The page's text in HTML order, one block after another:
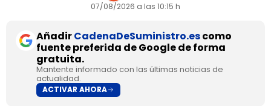
07/08/2026 a las 10:15 h
AñadirCadenaDeSuministro.escomo
fuente preferida de Google de forma
gratuita.
Mantente informado con las últimas noticias de
actualidad.
ACTIVAR AHORA